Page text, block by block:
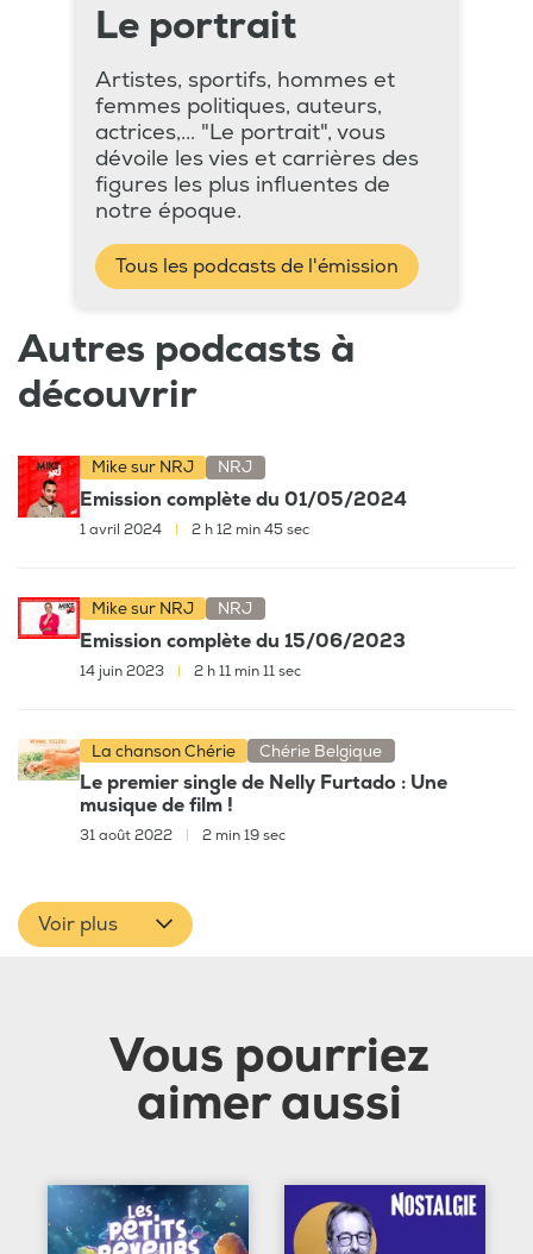
Le portrait
Artistes, sportifs, hommes et
femmes politiques, auteurs,
actrices,... "Le portrait", vous
dévoile les vies et carrières des
figures les plus influentes de
notre époque.
Tous les podcasts de l'émission
Autres podcasts à
découvrir
Mike sur NRJ NRJ
Emission complète du 01/05/2024
1 avril 2024 2 h 12 min 45 sec
Mike sur NRJ NRJ
Emission complète du 15/06/2023
14 juin 2023 2 h 11 min 11 sec
La chanson Chérie Chérie Belgique
Le premier single de Nelly Furtado : Une
musique de film !
31 août 2022 | 2 min 19 sec
Voir plus
Vous pourriez
aimer aussi